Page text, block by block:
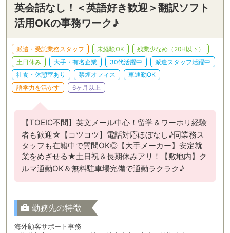
英会話なし！＜英語好き歓迎＞翻訳ソフト
活用OKの事務ワーク♪
派遣・受託業務スタッフ 未経験OK
残業少なめ（20H以下）
土日休み
大手・有名企業 30代活躍中
派遣スタッフ活躍中
社食・休憩室あり
禁煙オフィス
車通勤OK
語学力を活かす
6ヶ月以上
【TOEIC不問】英文メール中心！留学＆ワーホリ経験
者も歓迎☆【コツコツ】電話対応ほぼなし♪同業務ス
タッフも在籍中で質問OK◎【大手メーカー】安定就
業をめざせる★土日祝＆長期休みアリ！【敷地内】ク
ルマ通勤OK＆無料駐車場完備で通勤ラクラク♪
勤務先の特徴
海外顧客サポート事務